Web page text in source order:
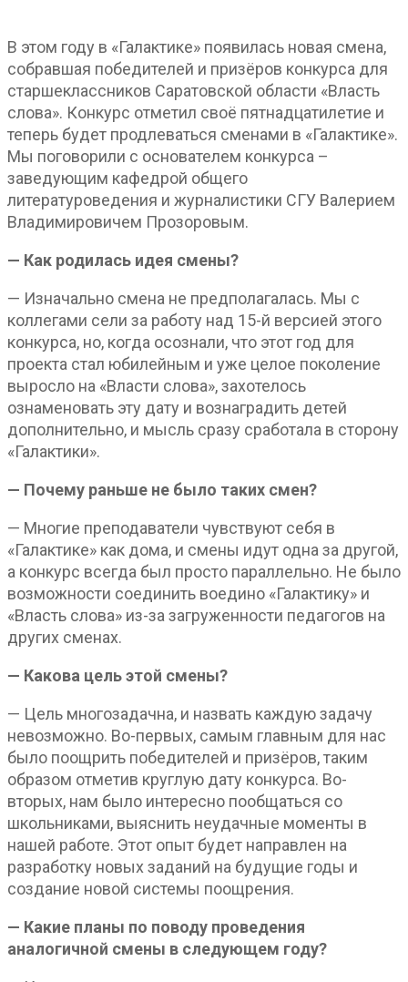
В этом году в «Галактике» появилась новая смена,
собравшая победителей и призёров конкурса для
старшеклассников Саратовской области «Власть
слова». Конкурс отметил своё пятнадцатилетие и
теперь будет продлеваться сменами в «Галактике».
Мы поговорили с основателем конкурса –
заведующим кафедрой общего
литературоведения и журналистики СГУ Валерием
Владимировичем Прозоровым.
— Как родилась идея смены?
— Изначально смена не предполагалась. Мы с
коллегами сели за работу над 15-й версией этого
конкурса, но, когда осознали, что этот год для
проекта стал юбилейным и уже целое поколение
выросло на «Власти слова», захотелось
ознаменовать эту дату и вознаградить детей
дополнительно, и мысль сразу сработала в сторону
«Галактики».
— Почему раньше не было таких смен?
— Многие преподаватели чувствуют себя в
«Галактике» как дома, и смены идут одна за другой,
а конкурс всегда был просто параллельно. Не было
возможности соединить воедино «Галактику» и
«Власть слова» из-за загруженности педагогов на
других сменах.
— Какова цель этой смены?
— Цель многозадачна, и назвать каждую задачу
невозможно. Во-первых, самым главным для нас
было поощрить победителей и призёров, таким
образом отметив круглую дату конкурса. Во-
вторых, нам было интересно пообщаться со
школьниками, выяснить неудачные моменты в
нашей работе. Этот опыт будет направлен на
разработку новых заданий на будущие годы и
создание новой системы поощрения.
— Какие планы по поводу проведения
аналогичной смены в следующем году?